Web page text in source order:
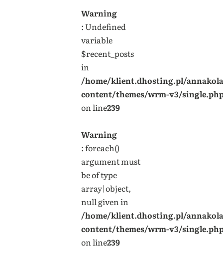
Warning
: Undefined
variable
$recent_posts
in
/home/klient.dhosting.pl/
content/themes/wrm-v3/
on line239
Warning
: foreach()
argument must
be of type
array|object,
null given in
/home/klient.dhosting.pl/
content/themes/wrm-v3/
on line239